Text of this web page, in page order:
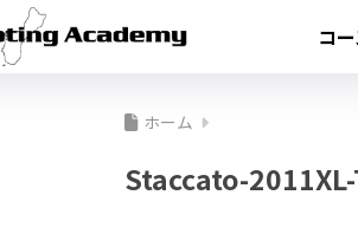
コ
ホーム
Staccato-